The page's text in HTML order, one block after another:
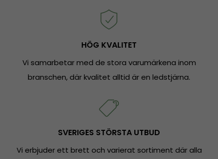
HÖG KVALITET
Vi samarbetar med de stora varumärkena inom
branschen, där kvalitet alltid är en ledstjärna.
SVERIGES STÖRSTA UTBUD
Vi erbjuder ett brett och varierat sortiment där alla